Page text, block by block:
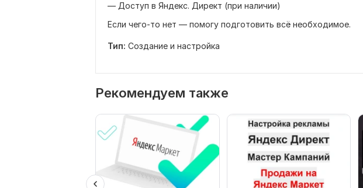
— Доступ в Яндекс. Директ (при наличии)
Если чего-то нет — помогу подготовить всё необходимое.
Тип: Создание и настройка
Рекомендуем также